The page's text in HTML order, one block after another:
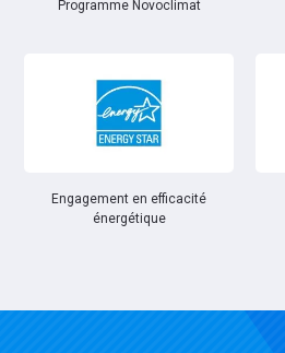
Programme Novoclimat
Engagement en efficacité
énergétique